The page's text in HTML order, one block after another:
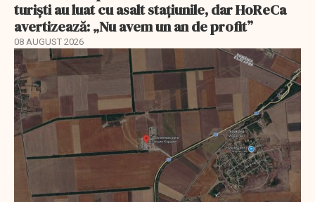
turiști au luat cu asalt stațiunile, dar HoReCa
avertizează: „Nu avem un an de profit”
08 AUGUST 2026